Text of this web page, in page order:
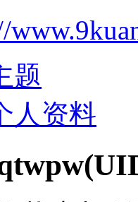
题
人资料